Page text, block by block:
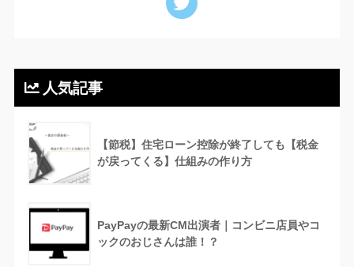
人気記事
【節税】住宅ローン控除が終了しても【税金
が戻ってくる】仕組みの作り方
PayPayの最新CM出演者｜コンビニ店員やコ
ックのおじさんは誰！？